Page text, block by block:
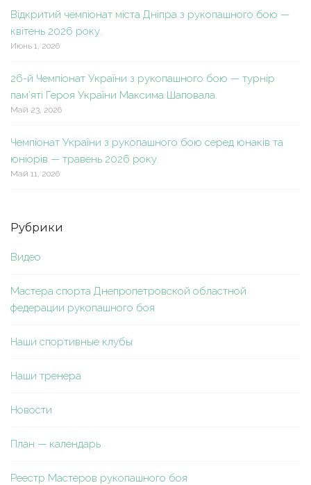
Відкритий чемпіонат міста Дніпра з рукопашного бою —
квітень 2026 року.
Июнь 1, 2026
26-й Чемпіонат України з рукопашного бою — турнір
пам’яті Героя України Максима Шаповала.
Май 23, 2026
Чемпіонат України з рукопашного бою серед юнаків та
юніорів — травень 2026 року.
Май 11, 2026
Рубрики
Видео
Мастера спорта Днепропетровской областной
федерации рукопашного боя
Наши спортивные клубы
Наши тренера
Новости
План — календарь
Реестр Мастеров рукопашного боя